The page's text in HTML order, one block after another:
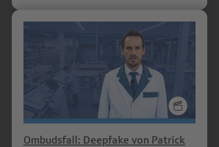
Ombudsfall: Deepfake von Patrick